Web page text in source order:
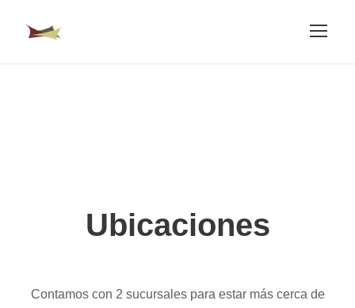
Ubicaciones
Contamos con 2 sucursales para estar más cerca de